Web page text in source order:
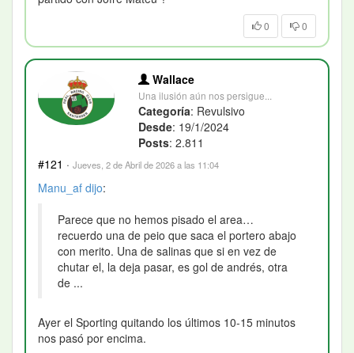
0 0
Wallace
Una ilusión aún nos persigue...
Categoría: Revulsivo
Desde: 19/1/2024
Posts: 2.811
#121 · Jueves, 2 de Abril de 2026 a las 11:04
Manu_af dijo:
Parece que no hemos pisado el area…
recuerdo una de peio que saca el portero abajo
con merito. Una de salinas que si en vez de
chutar el, la deja pasar, es gol de andrés, otra
de ...
Ayer el Sporting quitando los últimos 10-15 minutos
nos pasó por encima.